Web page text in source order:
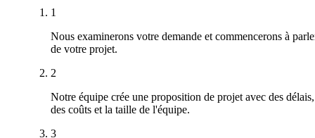
1
Nous examinerons votre demande et commencerons à
de votre projet.
2
Notre équipe crée une proposition de projet avec des délais,
des coûts et la taille de l'équipe.
3